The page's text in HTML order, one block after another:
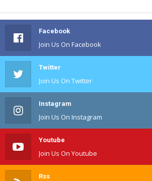
Facebook
Join Us On Facebook
Twitter
Join Us On Twitter
Instagram
Join Us On Instagram
Youtube
Join Us On Youtube
Rss